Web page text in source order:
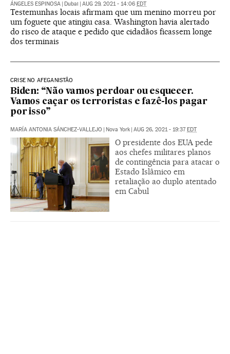
ÁNGELES ESPINOSA Dubai AUG 29, 2021 - 14:06 EDT
Testemunhas locais afirmam que um menino morreu por
um foguete que atingiu casa. Washington havia alertado
do risco de ataque e pedido que cidadãos ficassem longe
dos terminais
CRISE NO AFEGANISTÃO
Biden: “Não vamos perdoar ou esquecer.
Vamos caçar os terroristas e fazê-los pagar
por isso”
MARÍA ANTONIA SÁNCHEZ-VALLEJO Nova York AUG 26, 2021 - 19:37 EDT
O presidente dos EUA pede
aos chefes militares planos
de contingência para atacar o
Estado Islâmico em
retaliação ao duplo atentado
em Cabul